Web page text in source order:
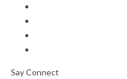
Say Connect